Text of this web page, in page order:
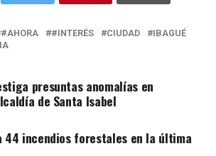
#AHORA #INTERÉS CIUDAD
IBAGUÉ
presuntas anomalías en
de Santa Isabel
44 incendios forestales en la última